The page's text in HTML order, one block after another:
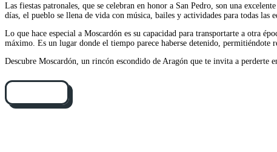
Las fiestas patronales, que se celebran en honor a San Pedro, son una
días, el pueblo se llena de vida con música, bailes y actividades para todas las
Lo que hace especial a Moscardón es su capacidad para transportarte a otra
máximo. Es un lugar donde el tiempo parece haberse detenido, permitiéndote
Descubre Moscardón, un rincón escondido de Aragón que te invita a perderte